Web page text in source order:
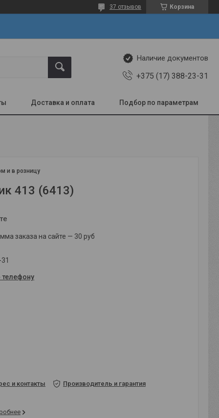
Корзина
37 отзывов
Наличие документов
+375 (17) 388-23-31
Доставка и оплата Подбор по параметрам
и в розницу
413 (6413)
заказа на сайте — 30 руб
телефону
и контакты Производитель и гарантия